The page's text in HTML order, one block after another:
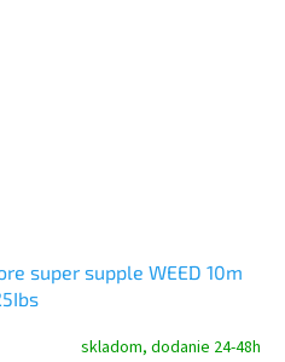
super supple WEED 10m
skladom, dodanie 24-48h